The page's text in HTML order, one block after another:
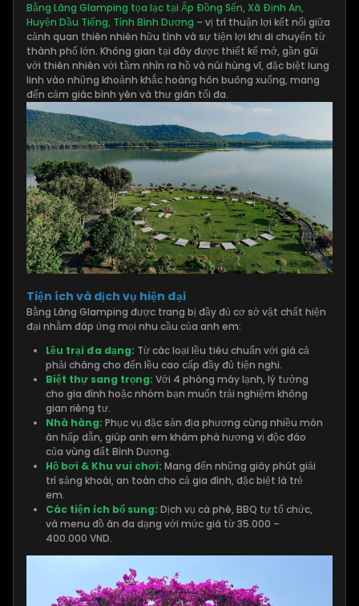
Bằng Lăng Glamping tọa lạc tại Ấp Đồng Sến, Xã Định An,
Huyện Dầu Tiếng, Tỉnh Bình Dương – vị trí thuận lợi kết nối giữa
cảnh quan thiên nhiên hữu tình và sự tiện lợi khi di chuyển từ
thành phố lớn. Không gian tại đây được thiết kế mở, gần gũi
với thiên nhiên với tầm nhìn ra hồ và núi hùng vĩ, đặc biệt lung
linh vào những khoảnh khắc hoàng hôn buông xuống, mang
đến cảm giác bình yên và thư giãn tối đa.
Tiện ích và dịch vụ hiện đại
Bằng Lăng Glamping được trang bị đầy đủ cơ sở vật chất hiện
đại nhằm đáp ứng mọi nhu cầu của anh em:
Lều trại đa dạng: Từ các loại lều tiêu chuẩn với giá cả
phải chăng cho đến lều cao cấp đầy đủ tiện nghi.
Biệt thự sang trọng: Với 4 phòng máy lạnh, lý tưởng
cho gia đình hoặc nhóm bạn muốn trải nghiệm không
gian riêng tư.
Nhà hàng: Phục vụ đặc sản địa phương cùng nhiều món
ăn hấp dẫn, giúp anh em khám phá hương vị độc đáo
của vùng đất Bình Dương.
Hồ bơi & Khu vui chơi: Mang đến những giây phút giải
trí sảng khoái, an toàn cho cả gia đình, đặc biệt là trẻ
em.
Các tiện ích bổ sung: Dịch vụ cà phê, BBQ tự tổ chức,
và menu đồ ăn đa dạng với mức giá từ 35.000 –
400.000 VND.